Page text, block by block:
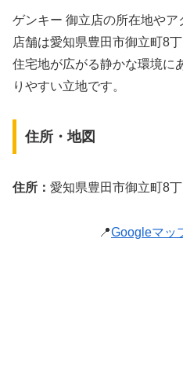
ゲンキー 御立店の所在地やア
店舗は愛知県豊田市御立町8
住宅地が広がる静かな環境に
りやすい立地です。
住所・地図
住所： 愛知県豊田市御立町8
📍Googleマッ